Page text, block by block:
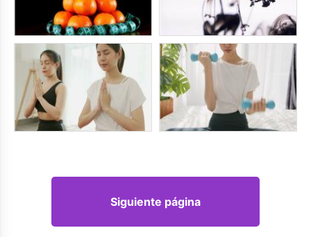
Siguiente página